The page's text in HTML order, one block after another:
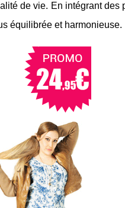
de vie. En intégrant des
équilibrée et harmonieuse.